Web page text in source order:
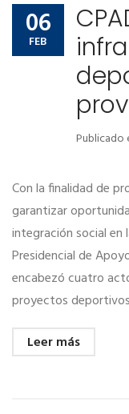
06
FEB
Publicado
Con la finalidad de
garantizar
integración social en
Presidencial de
encabezó cuatro
proyectos
Leer más